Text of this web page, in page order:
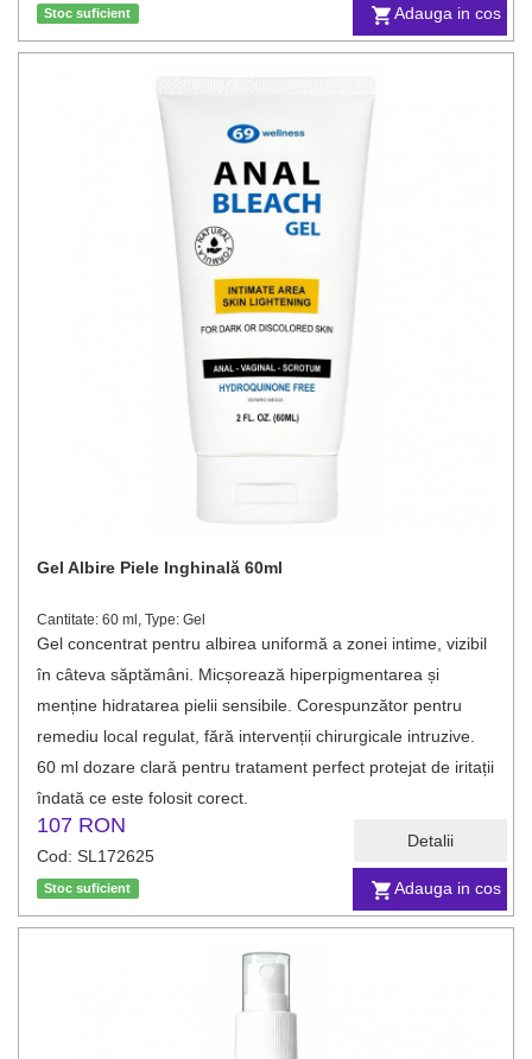
Adauga in cos
Stoc suficient
Adauga in cos
Detalii
Gel Albire Piele Inghinală 60ml
Cantitate: 60 ml, Type: Gel
Gel concentrat pentru albirea uniformă a zonei intime, vizibil
în câteva săptămâni. Micșorează hiperpigmentarea și
menține hidratarea pielii sensibile. Corespunzător pentru
remediu local regulat, fără intervenții chirurgicale intruzive.
60 ml dozare clară pentru tratament perfect protejat de iritații
îndată ce este folosit corect.
107 RON
Cod: SL172625
Stoc suficient